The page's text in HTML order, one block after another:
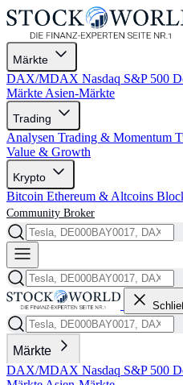
Märkte
DAX/MDAX Nasdaq S&P 500
Märkte Asien-Märkte
Trading
Analysen Trading & Momentum
Value & Growth
Krypto
Bitcoin Ethereum & Altcoins
Community Broker
Märkte
DAX/MDAX Nasdaq S&P 500